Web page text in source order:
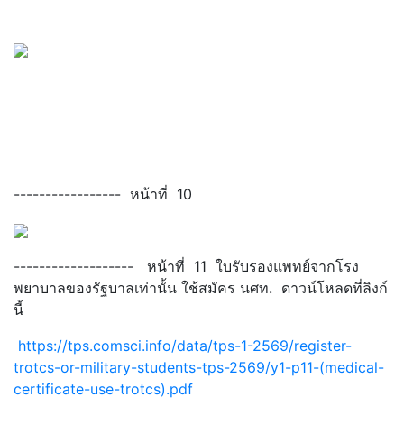
----------------- หน้าที่ 10
------------------- หน้าที่ 11 ใบรับรองแพทย์จากโรง
พยาบาลของรัฐบาลเท่านั้น ใช้สมัคร นศท. ดาวน์โหลดที่ลิงก์
นี้
https://tps.comsci.info/data/tps-1-2569/register-
trotcs-or-military-students-tps-2569/y1-p11-(medical-
certificate-use-trotcs).pdf